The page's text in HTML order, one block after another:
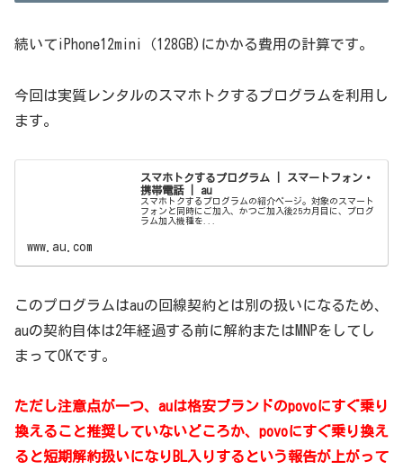
続いてiPhone12mini（128GB)にかかる費用の計算です。
今回は実質レンタルのスマホトクするプログラムを利用し
ます。
スマホトクするプログラム | スマートフォン・
携帯電話 | au
スマホトクするプログラムの紹介ページ。対象のスマート
フォンと同時にご加入、かつご加入後25カ月目に、プログ
ラム加入機種を...
www.au.com
このプログラムはauの回線契約とは別の扱いになるため、
auの契約自体は2年経過する前に解約またはMNPをしてし
まってOKです。
ただし注意点が一つ、auは格安ブランドのpovoにすぐ乗り
換えること推奨していないどころか、povoにすぐ乗り換え
ると短期解約扱いになりBL入りするという報告が上がって